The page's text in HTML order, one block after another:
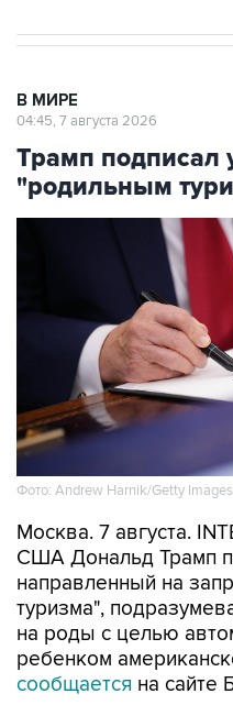
В МИРЕ
04:45, 7 августа 2026
Трамп подписал
"родильным
Фото: Andrew Harnik/Getty Images
Москва. 7 августа.
США Дональд Трамп
направленный на
туризма",
на роды с целью
ребенком
сообщается на сайте